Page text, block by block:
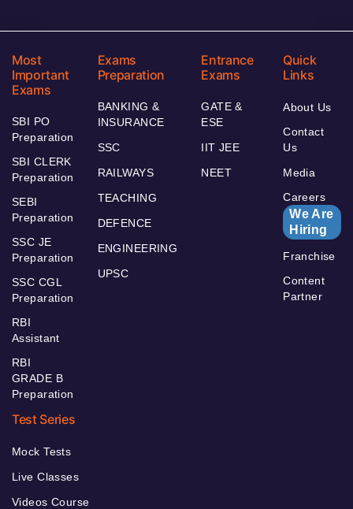
Most
Important
Exams
SBI PO
Preparation
SBI CLERK
Preparation
SEBI
Preparation
SSC JE
Preparation
SSC CGL
Preparation
RBI
Assistant
RBI
GRADE B
Preparation
Exams
Preparation
BANKING &
INSURANCE
SSC
RAILWAYS
TEACHING
DEFENCE
ENGINEERING
UPSC
Entrance
Exams
GATE &
ESE
IIT JEE
NEET
Quick
Links
About Us
Contact
Us
Media
Careers
We Are
Hiring
Franchise
Content
Partner
Test Series
Mock Tests
Live Classes
Videos Course